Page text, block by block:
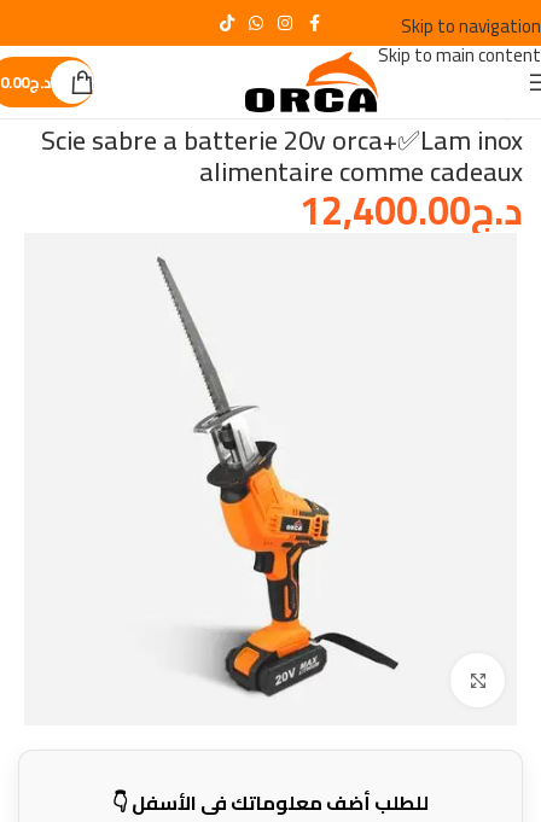
Skip to navigation
Skip to main content
د.ج0.00
OUTILLAGE A MAIN
Scie sabre a batterie 20v orca+✅Lam inox
alimentaire comme cadeaux
د.ج12,400.00
Click to enlarge
للطلب أضف معلوماتك في الأسفل 👇